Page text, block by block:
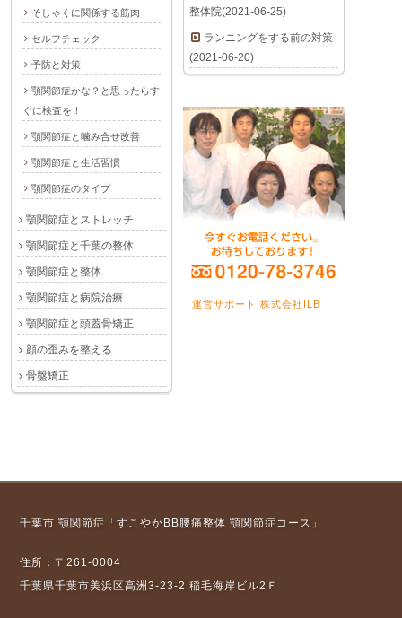
そしゃくに関係する筋肉
セルフチェック
予防と対策
顎関節症かな？と思ったらす
ぐに検査を！
顎関節症と噛み合せ改善
顎関節症と生活習慣
顎関節症のタイプ
顎関節症とストレッチ
顎関節症と千葉の整体
顎関節症と整体
顎関節症と病院治療
顎関節症と頭蓋骨矯正
顔の歪みを整える
骨盤矯正
整体院(2021-06-25)
ランニングをする前の対策
(2021-06-20)
運営サポート 株式会社ILB
千葉市 顎関節症「すこやかBB腰痛整体 顎関節症コース」
住所：〒261-0004
千葉県千葉市美浜区高洲3-23-2 稲毛海岸ビル2Ｆ